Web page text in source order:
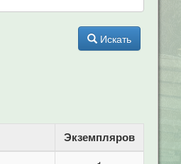
Искать
Экземпляров